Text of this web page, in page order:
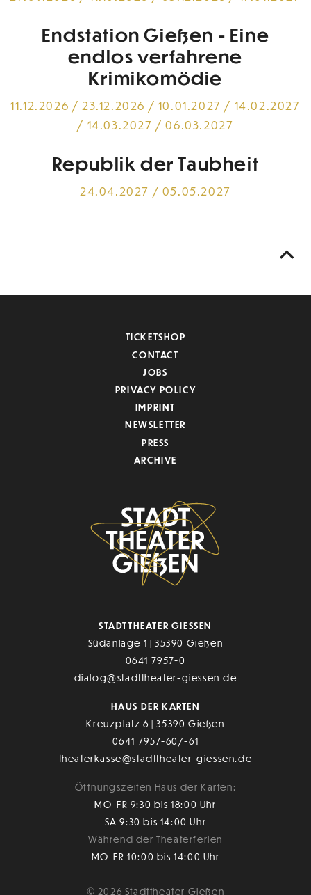
Endstation Gießen - Eine
endlos verfahrene
Krimikomödie
11.12.2026 / 23.12.2026 / 10.01.2027 / 14.02.2027
/ 14.03.2027 / 06.03.2027
Republik der Taubheit
24.04.2027 / 05.05.2027
TICKETSHOP
CONTACT
JOBS
PRIVACY POLICY
IMPRINT
NEWSLETTER
PRESS
ARCHIVE
STADTTHEATER GIESSEN
Südanlage 1 | 35390 Gießen
0641 7957-0
dialog@stadttheater-giessen.de
HAUS DER KARTEN
Kreuzplatz 6 | 35390 Gießen
0641 7957-60/-61
theaterkasse@stadttheater-giessen.de
Öffnungszeiten Haus der Karten:
MO-FR 9:30 bis 18:00 Uhr
SA 9:30 bis 14:00 Uhr
Während der Theaterferien
MO-FR 10:00 bis 14:00 Uhr
© 2026 Stadttheater Gießen